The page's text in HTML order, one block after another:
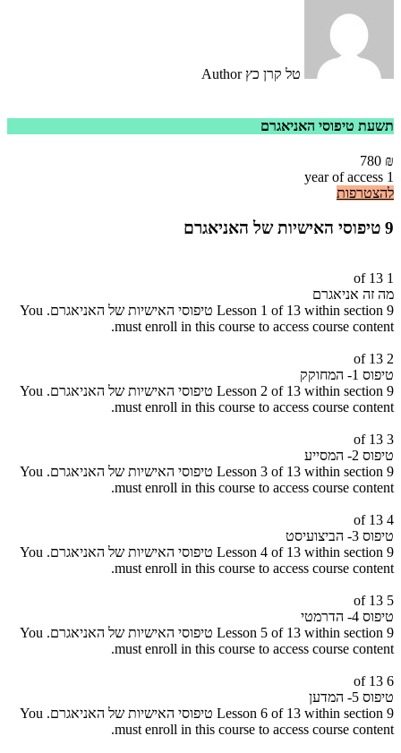
טל קרן כץ Author
תשעת טיפוסי האניאגרם
780 ₪
1 year of access
להצטרפות
9 טיפוסי האישיות של האניאגרם
1 of 13
מה זה אניאגרם
Lesson 1 of 13 within section 9 טיפוסי האישיות של האניאגרם.
You
must enroll in this course to access course content.
2 of 13
טיפוס 1- המחוקק
Lesson 2 of 13 within section 9 טיפוסי האישיות של האניאגרם.
You
must enroll in this course to access course content.
3 of 13
טיפוס 2- המסייע
Lesson 3 of 13 within section 9 טיפוסי האישיות של האניאגרם.
You
must enroll in this course to access course content.
4 of 13
טיפוס 3- הביצועיסט
Lesson 4 of 13 within section 9 טיפוסי האישיות של האניאגרם.
You
must enroll in this course to access course content.
5 of 13
טיפוס 4- הדרמטי
Lesson 5 of 13 within section 9 טיפוסי האישיות של האניאגרם.
You
must enroll in this course to access course content.
6 of 13
טיפוס 5- המדען
Lesson 6 of 13 within section 9 טיפוסי האישיות של האניאגרם.
You
must enroll in this course to access course content.